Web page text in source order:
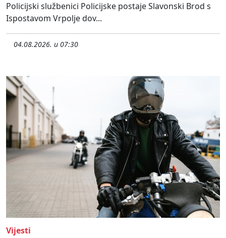
Policijski službenici Policijske postaje Slavonski Brod s
Ispostavom Vrpolje dov...
04.08.2026. u 07:30
Vijesti